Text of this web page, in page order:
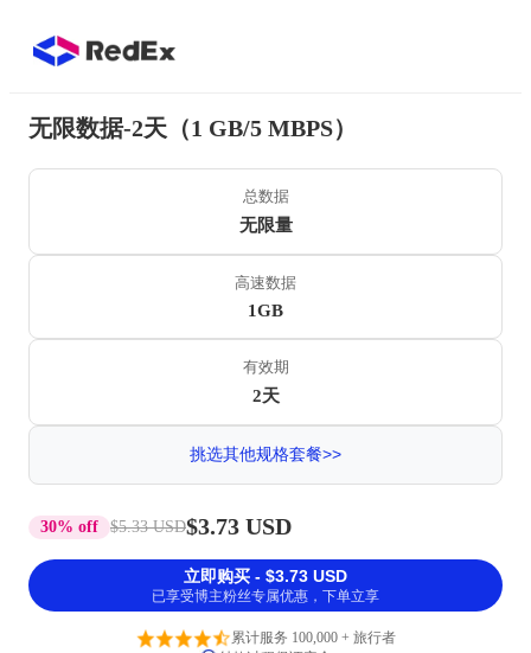
无限数据-2天（1 GB/5 MBPS）
总数据
无限量
高速数据
1GB
有效期
2天
挑选其他规格套餐>>
30% off $5.33 USD$3.73 USD
立即购买 - $3.73 USD
已享受博主粉丝专属优惠，下单立享
累计服务 100,000 + 旅行者